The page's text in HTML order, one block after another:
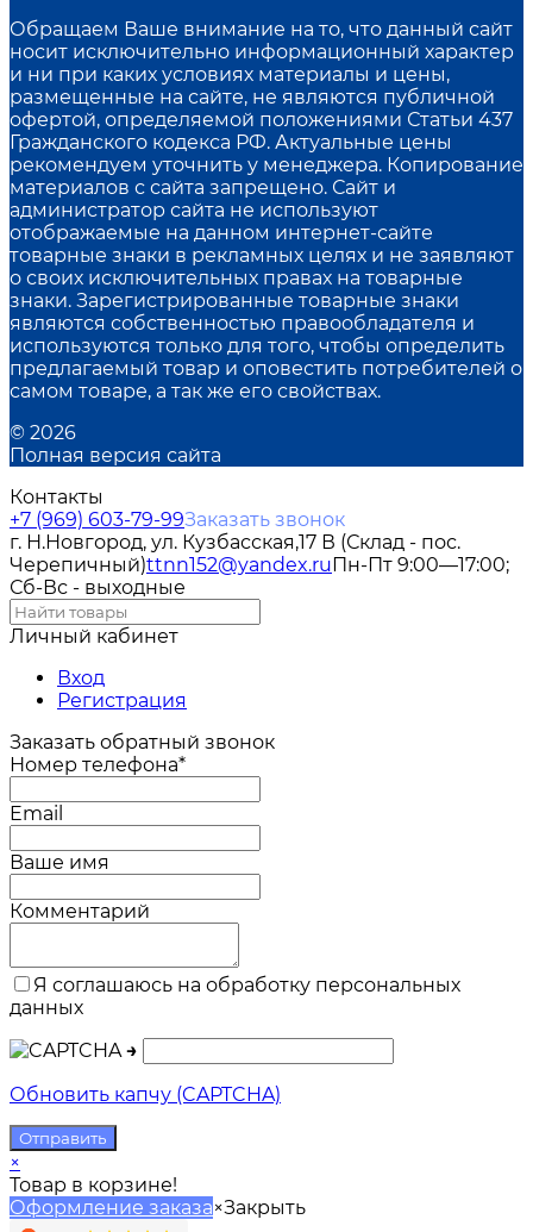
Обращаем Ваше внимание на то, что данный сайт
носит исключительно информационный характер
и ни при каких условиях материалы и цены,
размещенные на сайте, не являются публичной
офертой, определяемой положениями Статьи 437
Гражданского кодекса РФ. Актуальные цены
рекомендуем уточнить у менеджера. Копирование
материалов с сайта запрещено. Сайт и
администратор сайта не используют
отображаемые на данном интернет-сайте
товарные знаки в рекламных целях и не заявляют
о своих исключительных правах на товарные
знаки. Зарегистрированные товарные знаки
являются собственностью правообладателя и
используются только для того, чтобы определить
предлагаемый товар и оповестить потребителей о
самом товаре, а так же его свойствах.
© 2026
Полная версия сайта
Контакты
+7 (969) 603-79-99Заказать звонок
г. Н.Новгород, ул. Кузбасская,17 В (Склад - пос.
Черепичный)ttnn152@yandex.ruПн-Пт 9:00—17:00;
Сб-Вс - выходные
Личный кабинет
Вход
Регистрация
Заказать обратный звонок
Номер телефона*
Email
Ваше имя
Комментарий
Я соглашаюсь на обработку персональных
данных
→
Обновить капчу (CAPTCHA)
×
Товар в корзине!
Оформление заказа×Закрыть